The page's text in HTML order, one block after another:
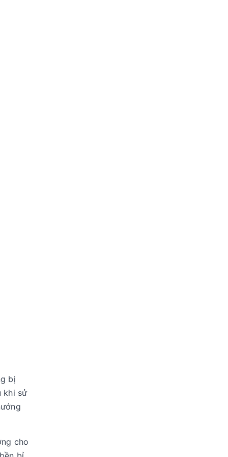
bị
khi sử
cho